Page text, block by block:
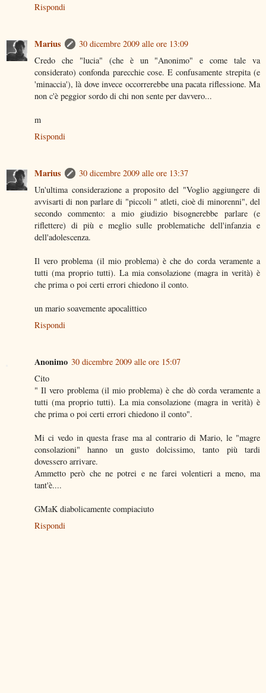
Rispondi
Marius
30 dicembre 2009 alle ore 13:09
Credo che "lucia" (che è un "Anonimo" e come tale va
considerato) confonda parecchie cose. E confusamente strepita (e
'minaccia'), là dove invece occorrerebbe una pacata riflessione. Ma
non c'è peggior sordo di chi non sente per davvero...
m
Rispondi
Marius
30 dicembre 2009 alle ore 13:37
Un'ultima considerazione a proposito del "Voglio aggiungere di
avvisarti di non parlare di "piccoli " atleti, cioè di minorenni", del
secondo commento: a mio giudizio bisognerebbe parlare (e
riflettere) di più e meglio sulle problematiche dell'infanzia e
dell'adolescenza.
Il vero problema (il mio problema) è che do corda veramente a
tutti (ma proprio tutti). La mia consolazione (magra in verità) è
che prima o poi certi errori chiedono il conto.
un mario soavemente apocalittico
Rispondi
Anonimo 30 dicembre 2009 alle ore 15:07
Cito
" Il vero problema (il mio problema) è che dò corda veramente a
tutti (ma proprio tutti). La mia consolazione (magra in verità) è
che prima o poi certi errori chiedono il conto".
Mi ci vedo in questa frase ma al contrario di Mario, le "magre
consolazioni" hanno un gusto dolcissimo, tanto più tardi
dovessero arrivare.
Ammetto però che ne potrei e ne farei volentieri a meno, ma
tant'è....
GMaK diabolicamente compiaciuto
Rispondi